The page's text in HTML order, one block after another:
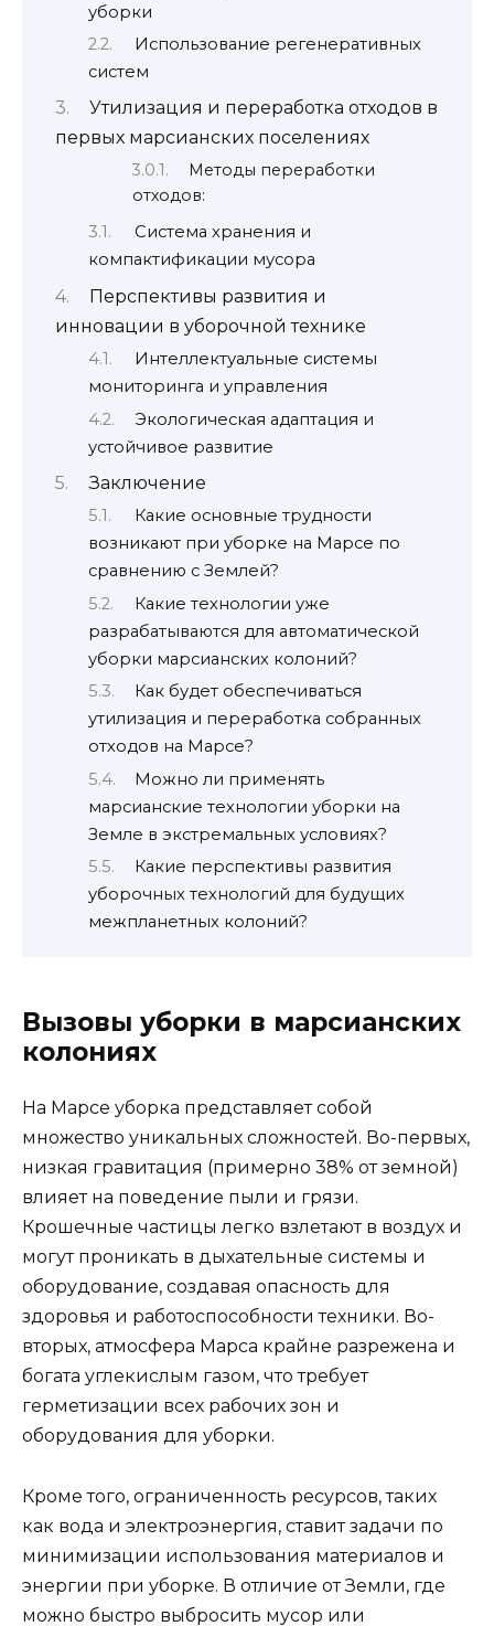
уборки
Использование регенеративных
систем
Утилизация и переработка отходов в
первых марсианских поселениях
Методы переработки
отходов:
Система хранения и
компактификации мусора
Перспективы развития и
инновации в уборочной технике
Интеллектуальные системы
мониторинга и управления
Экологическая адаптация и
устойчивое развитие
Заключение
Какие основные трудности
возникают при уборке на Марсе по
сравнению с Землей?
Какие технологии уже
разрабатываются для автоматической
уборки марсианских колоний?
Как будет обеспечиваться
утилизация и переработка собранных
отходов на Марсе?
Можно ли применять
марсианские технологии уборки на
Земле в экстремальных условиях?
Какие перспективы развития
уборочных технологий для будущих
межпланетных колоний?
Вызовы уборки в марсианских
колониях
На Марсе уборка представляет собой
множество уникальных сложностей. Во-первых,
низкая гравитация (примерно 38% от земной)
влияет на поведение пыли и грязи.
Крошечные частицы легко взлетают в воздух и
могут проникать в дыхательные системы и
оборудование, создавая опасность для
здоровья и работоспособности техники. Во-
вторых, атмосфера Марса крайне разрежена и
богата углекислым газом, что требует
герметизации всех рабочих зон и
оборудования для уборки.
Кроме того, ограниченность ресурсов, таких
как вода и электроэнергия, ставит задачи по
минимизации использования материалов и
энергии при уборке. В отличие от Земли, где
можно быстро выбросить мусор или